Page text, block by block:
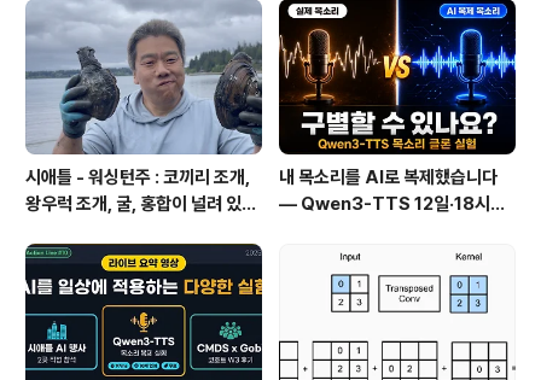
(Web Clipper)
시애틀 - 워싱턴주 : 코끼리 조개,
왕우럭 조개, 굴, 홍합이 널려 있는
내 목소리를 AI로 복제했습니다
— Qwen3-TTS 12일·18시간